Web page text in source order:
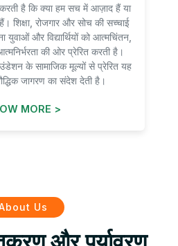
है कि क्या हम सच में आज़ाद हैं या
शिक्षा, रोजगार और सोच की सच्चाई
और विद्यार्थियों को आत्मचिंतन,
की ओर प्रेरित करती है।
के सामाजिक मूल्यों से प्रेरित यह
जागरण का संदेश देती है।
MORE >
Us